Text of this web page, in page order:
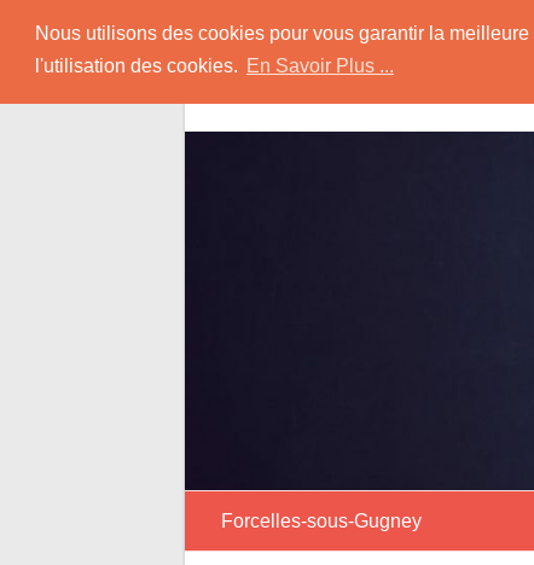
Nous utilisons des cookies pour vous garantir la
l'utilisation des cookies. En Savoir Plus ...
content
Rencontrer-
Conseils pour la Rencontre d'une
Forcelles-sous-Gugney